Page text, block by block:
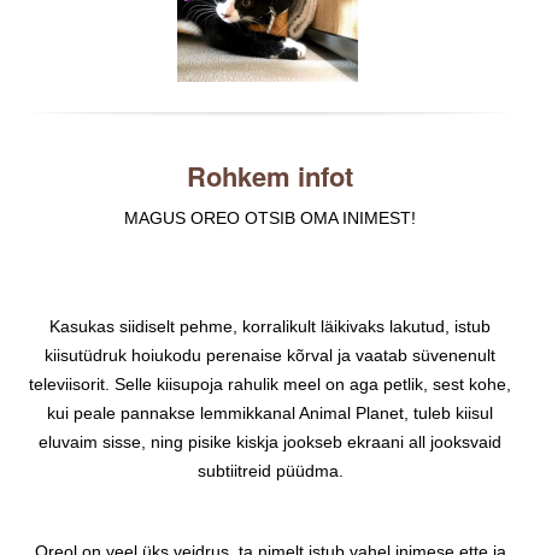
Rohkem infot
MAGUS OREO OTSIB OMA INIMEST!
Kasukas siidiselt pehme, korralikult läikivaks lakutud, istub
kiisutüdruk hoiukodu perenaise kõrval ja vaatab süvenenult
televiisorit. Selle kiisupoja rahulik meel on aga petlik, sest kohe,
kui peale pannakse lemmikkanal Animal Planet, tuleb kiisul
eluvaim sisse, ning pisike kiskja jookseb ekraani all jooksvaid
subtiitreid püüdma.